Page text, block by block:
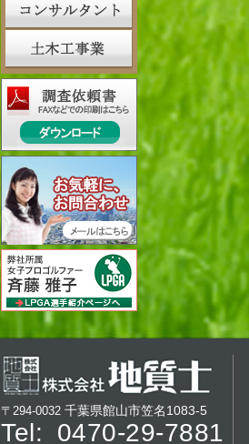
〒294-0032 千葉県館山市笠名1083-5
Tel: 0470-29-7881